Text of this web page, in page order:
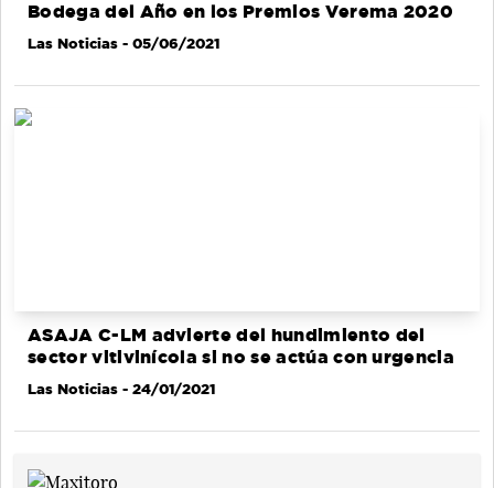
Bodega del Año en los Premios Verema 2020
Las Noticias - 05/06/2021
ASAJA C-LM advierte del hundimiento del
sector vitivinícola si no se actúa con urgencia
Las Noticias - 24/01/2021